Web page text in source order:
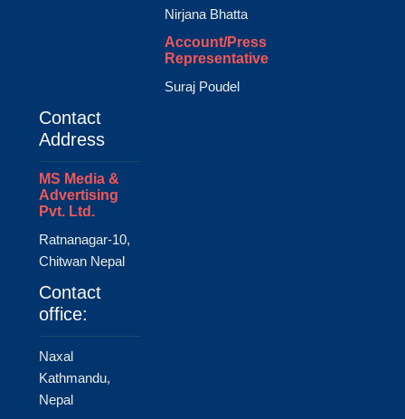
Nirjana Bhatta
Account/Press
Representative
Suraj Poudel
Contact
Address
MS Media &
Advertising
Pvt. Ltd.
Ratnanagar-10,
Chitwan Nepal
Contact
office:
Naxal
Kathmandu,
Nepal